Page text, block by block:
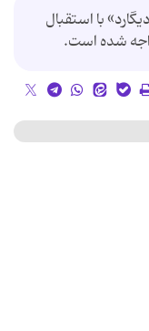
با استقبال
شده است.